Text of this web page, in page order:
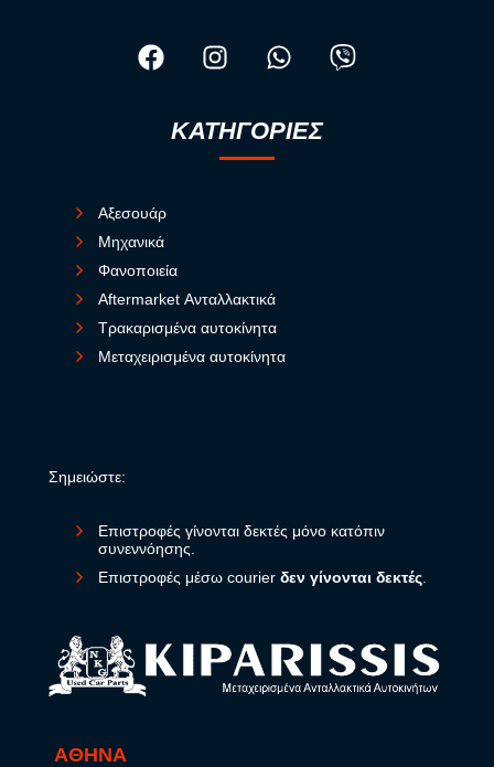
ΚΑΤΗΓΟΡΙΕΣ
Αξεσουάρ
Μηχανικά
Φανοποιεία
Aftermarket Ανταλλακτικά
Τρακαρισμένα αυτοκίνητα
Μεταχειρισμένα αυτοκίνητα
Σημειώστε:
Επιστροφές γίνονται δεκτές μόνο κατόπιν
συνεννόησης.
Επιστροφές μέσω courier δεν γίνονται δεκτές
ΑΘΗΝΑ